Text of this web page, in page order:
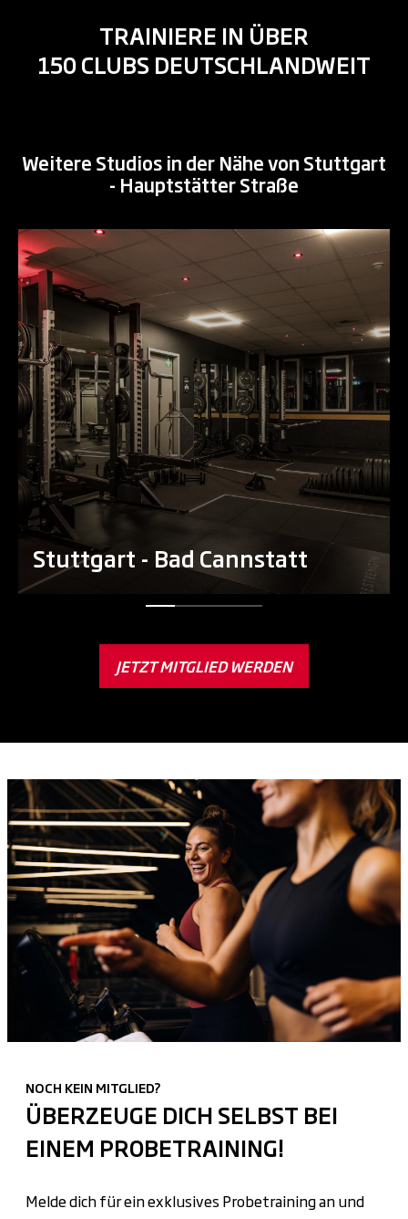
TRAINIERE IN ÜBER
150 CLUBS DEUTSCHLANDWEIT
Weitere Studios in der Nähe von Stuttgart
- Hauptstätter Straße
Stuttgart - Bad Cannstatt
JETZT MITGLIED WERDEN
NOCH KEIN MITGLIED?
ÜBERZEUGE DICH SELBST BEI
EINEM PROBETRAINING!
Melde dich für ein exklusives Probetraining an und